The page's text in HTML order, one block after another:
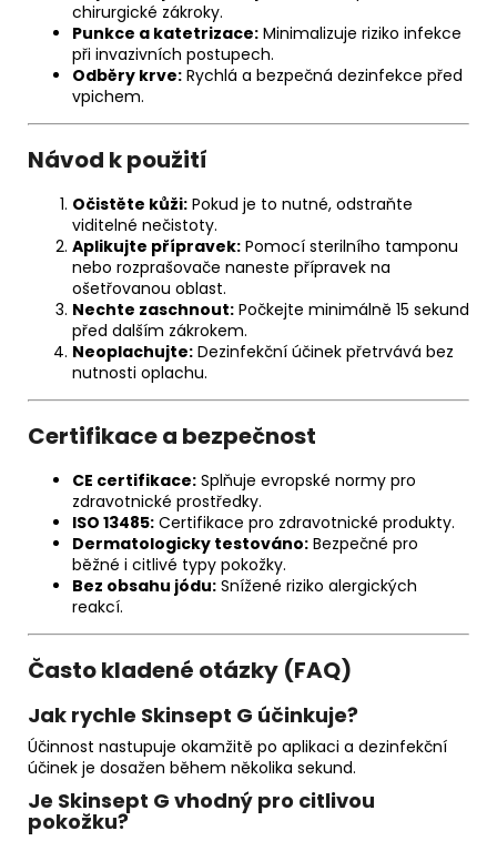
chirurgické zákroky.
Punkce a katetrizace: Minimalizuje riziko infekce
při invazivních postupech.
Odběry krve: Rychlá a bezpečná dezinfekce před
vpichem.
Návod k použití
Očistěte kůži: Pokud je to nutné, odstraňte
viditelné nečistoty.
Aplikujte přípravek: Pomocí sterilního tamponu
nebo rozprašovače naneste přípravek na
ošetřovanou oblast.
Nechte zaschnout: Počkejte minimálně 15 sekund
před dalším zákrokem.
Neoplachujte: Dezinfekční účinek přetrvává bez
nutnosti oplachu.
Certifikace a bezpečnost
CE certifikace: Splňuje evropské normy pro
zdravotnické prostředky.
ISO 13485: Certifikace pro zdravotnické produkty.
Dermatologicky testováno: Bezpečné pro
běžné i citlivé typy pokožky.
Bez obsahu jódu: Snížené riziko alergických
reakcí.
Často kladené otázky (FAQ)
Jak rychle Skinsept G účinkuje?
Účinnost nastupuje okamžitě po aplikaci a dezinfekční
účinek je dosažen během několika sekund.
Je Skinsept G vhodný pro citlivou
pokožku?